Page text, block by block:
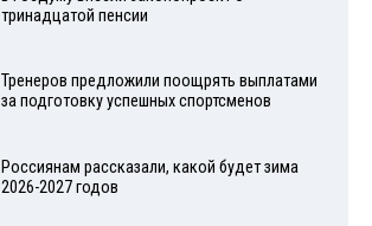
тринадцатой пенсии
Тренеров предложили поощрять выплатами
за подготовку успешных спортсменов
Россиянам рассказали, какой будет зима
2026-2027 годов